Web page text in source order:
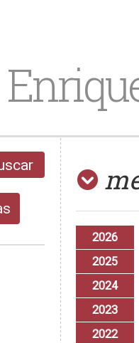
2026
2025
2024
2023
2022